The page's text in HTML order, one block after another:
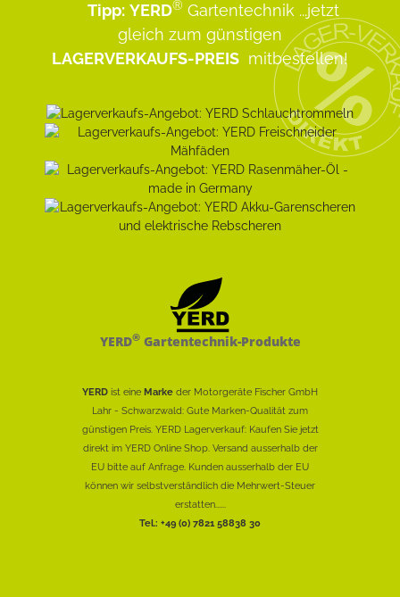
Tipp: YERD® Gartentechnik ...jetzt
gleich zum günstigen
LAGERVERKAUFS-PREIS mitbestellen!
YERD®Gartentechnik-Produkte
YERD ist eine Marke der Motorgeräte Fischer GmbH
Lahr - Schwarzwald: Gute Marken-Qualität zum
günstigen Preis. YERD Lagerverkauf: Kaufen Sie jetzt
direkt im YERD Online Shop. Versand ausserhalb der
EU bitte auf Anfrage. Kunden ausserhalb der EU
können wir selbstverständlich die Mehrwert-Steuer
erstatten......
Tel.: +49 (0) 7821 58838 30